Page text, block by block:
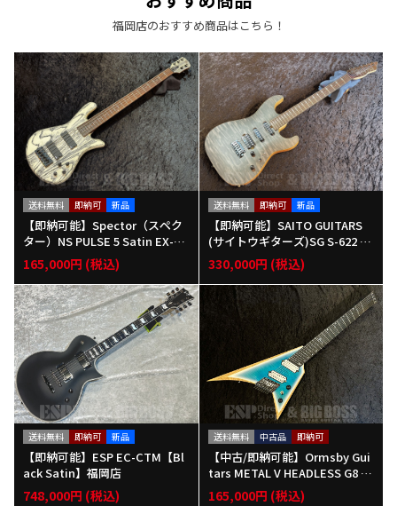
福岡店のおすすめ商品はこちら！
送料無料 即納可 新品
【即納可能】Spector（スペク
ター）NS PULSE 5 Satin EX-LT
D【White w/Black Fill】福岡
店
165,000円 (税込)
送料無料 即納可 新品
【即納可能】SAITO GUITARS
(サイトウギターズ)SG S-622 M
RA SH【CLOUD BLACK】福岡
店
330,000円 (税込)
送料無料 即納可 新品
【即納可能】ESP EC-CTM【Bl
ack Satin】福岡店
748,000円 (税込)
送料無料 中古品 即納可
【中古/即納可能】Ormsby Gui
tars METAL V HEADLESS G8 S
A【ICE COOL】福岡店
165,000円 (税込)